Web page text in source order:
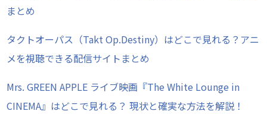
まとめ
タクトオーパス（Takt Op.Destiny）はどこで見れる？アニ
メを視聴できる配信サイトまとめ
Mrs. GREEN APPLE ライブ映画『The White Lounge in
CINEMA』はどこで見れる？ 現状と確実な方法を解説！